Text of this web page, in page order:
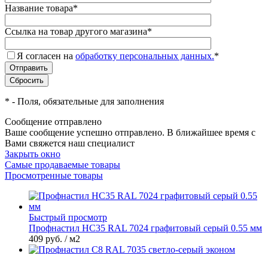
Название товара*
Ссылка на товар другого магазина*
Я согласен на обработку персональных данных.*
* - Поля, обязательные для заполнения
Сообщение отправлено
Ваше сообщение успешно отправлено. В ближайшее время с
Вами свяжется наш специалист
Закрыть окно
Самые продаваемые товары
Просмотренные товары
Быстрый просмотр
Профнастил НС35 RAL 7024 графитовый серый 0.55 мм
409 руб. / м2